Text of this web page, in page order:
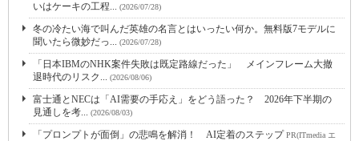
いはケーキの工程... (2026/07/28)
冬の冷たい海で叫んだ英雄の名言とはいったい何か。無料版7モデルに
聞いたら微妙だっ... (2026/07/28)
「日本IBMのNHK案件失敗は既定路線だった」 メインフレーム大撤
退時代のリスク... (2026/08/06)
富士通とNECは「AI需要の手応え」をどう語った？ 2026年下半期の
見通しを考... (2026/08/03)
「プロンプトが面倒」の悲鳴を解消！ AI定着のステップPR(ITmedia エ